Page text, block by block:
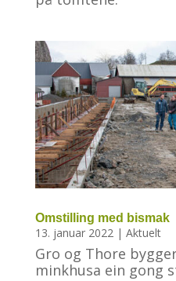
Omstilling med bismak
13. januar 2022| Aktuelt
Gro og Thore
minkhusa ein gong